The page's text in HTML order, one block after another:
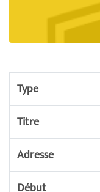
Type
Titre
Adresse
Début